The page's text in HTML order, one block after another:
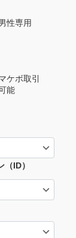
性専用
ケボ取引
能
ID）